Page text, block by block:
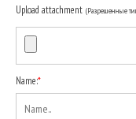
Upload attachment (Разрешенные
Name:*